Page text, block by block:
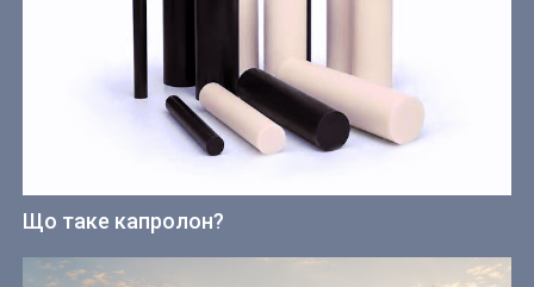
Що таке капролон?